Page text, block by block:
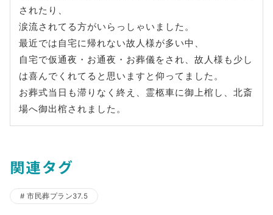
されたり、
涙流されてる方がいらっしゃいました。
最近では自宅に帰れない故人様が多い中、
自宅で仮通夜・お通夜・お葬儀をされ、故人様も少し
は喜んでくれてると思いますと仰ってました。
お葬式当日も滞りなく終え、霊柩車に御上棺し、北斎
場へ御出棺されました。
関連タグ
市民葬プラン37.5